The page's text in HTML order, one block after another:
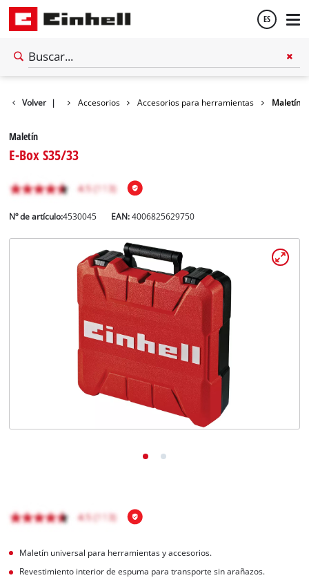
ES
Volver | Accesorios Accesorios para herramientas Maletín
Maletín
E-Box S35/33
Nº de artículo:4530045 EAN:4006825629750
Maletín universal para herramientas y accesorios.
Revestimiento interior de espuma para transporte sin arañazos.